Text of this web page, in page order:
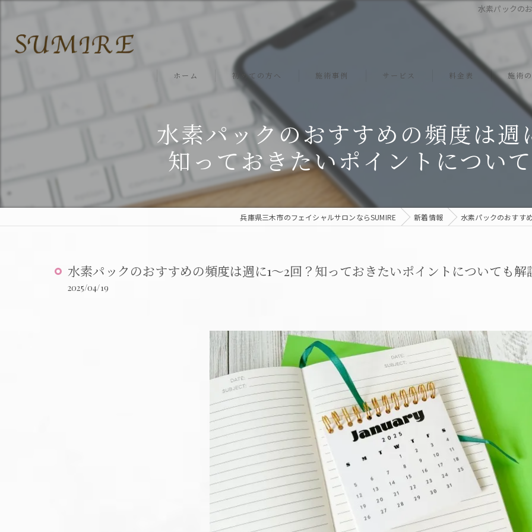
水素パックの
ホーム 初めての方へ 施術事例 サービス
スクライバー
エレクトロポレーション
リフトアップ
メイクレッスン
料金表 施術
水素パックのおすすめの頻度は週
知っておきたいポイントについ
兵庫県三木市のフェイシャルサロンならSUMIRE 新着情報 水素パックのおすす
水素パックのおすすめの頻度は週に1～2回？知っておきたいポイントについても解
2025/04/19